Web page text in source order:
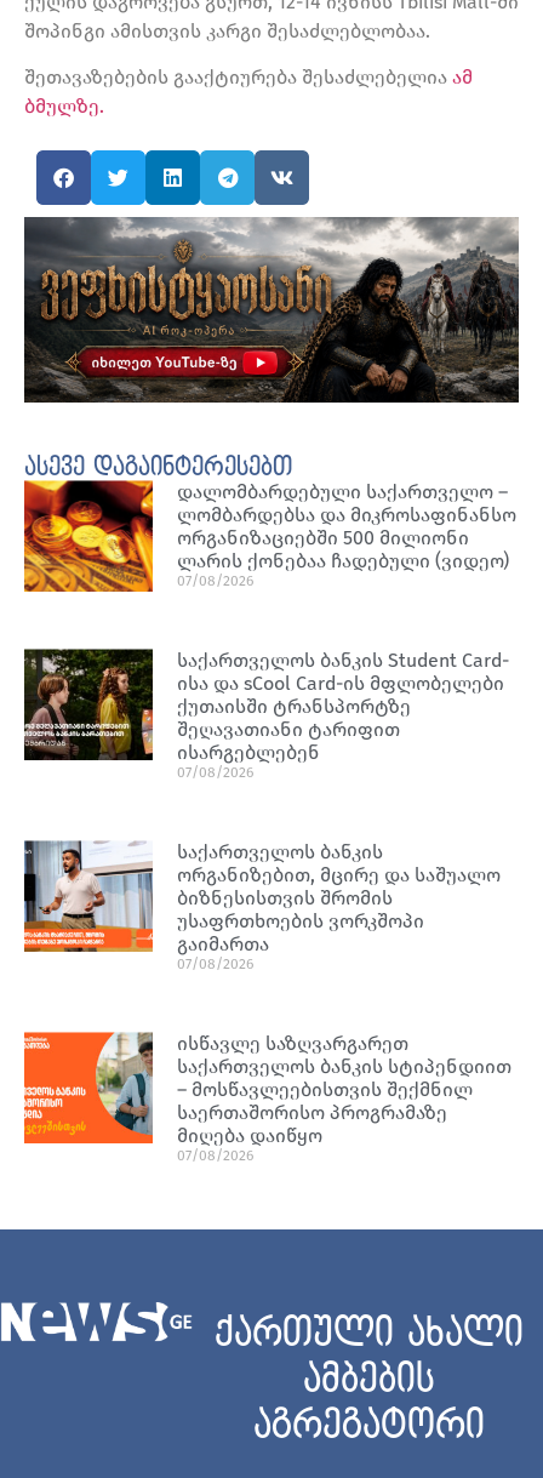
შოპინგი ამისთვის კარგი შესაძლებლობაა.
შეთავაზებების გააქტიურება შესაძლებელია ამ
ბმულზე.
ასევე დაგაინტერესებთ
დალომბარდებული საქართველო –
ლომბარდებსა და მიკროსაფინანსო
ორგანიზაციებში 500 მილიონი
ლარის ქონებაა ჩადებული (ვიდეო)
07/08/2026
საქართველოს ბანკის Student Card-
ისა და sCool Card-ის მფლობელები
ქუთაისში ტრანსპორტზე
შეღავათიანი ტარიფით
ისარგებლებენ
07/08/2026
საქართველოს ბანკის
ორგანიზებით, მცირე და საშუალო
ბიზნესისთვის შრომის
უსაფრთხოების ვორკშოპი
გაიმართა
07/08/2026
ისწავლე საზღვარგარეთ
საქართველოს ბანკის სტიპენდიით
– მოსწავლეებისთვის შექმნილ
საერთაშორისო პროგრამაზე
მიღება დაიწყო
07/08/2026
ქართული ახალი
ამბების
აგრეგატორი